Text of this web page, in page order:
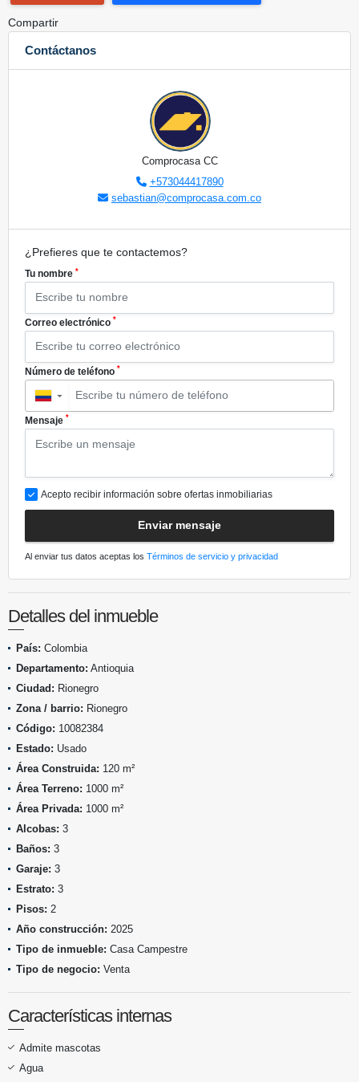
Compartir
Contáctanos
Comprocasa CC
+573044417890
sebastian@comprocasa.com.co
¿Prefieres que te contactemos?
Tu nombre *
Correo electrónico *
Número de teléfono *
▼
Mensaje *
Acepto recibir información sobre ofertas inmobiliarias
Enviar mensaje
Al enviar tus datos aceptas los Términos de servicio y privacidad
Detalles del inmueble
País: Colombia
Departamento: Antioquia
Ciudad: Rionegro
Zona / barrio: Rionegro
Código: 10082384
Estado: Usado
Área Construida: 120 m²
Área Terreno: 1000 m²
Área Privada: 1000 m²
Alcobas: 3
Baños: 3
Garaje: 3
Estrato: 3
Pisos: 2
Año construcción: 2025
Tipo de inmueble: Casa Campestre
Tipo de negocio: Venta
Características internas
Admite mascotas
Agua